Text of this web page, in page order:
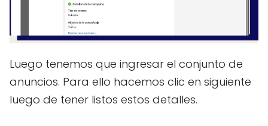
Luego tenemos que ingresar el conjunto de
anuncios. Para ello hacemos clic en siguiente
luego de tener listos estos detalles.